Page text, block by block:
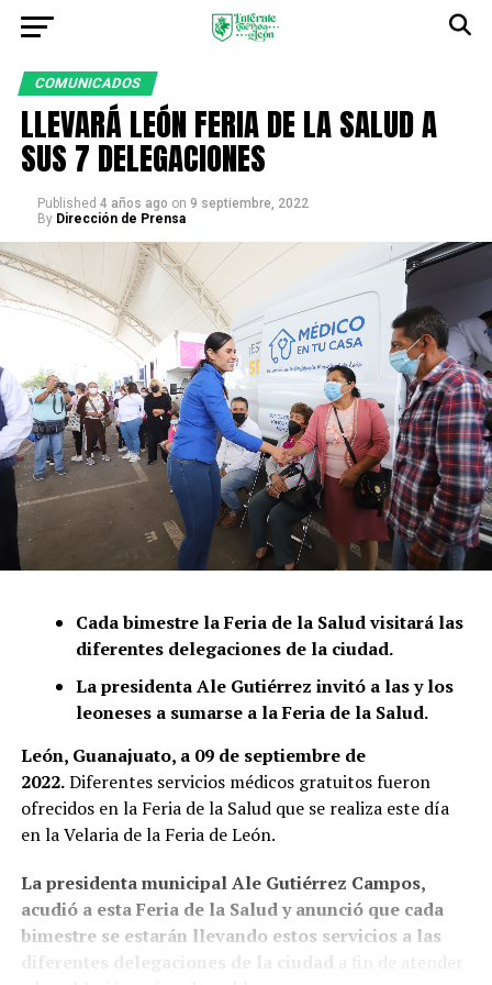
COMUNICADOS
LLEVARÁ LEÓN FERIA DE LA SALUD A
SUS 7 DELEGACIONES
Published 4 años ago on 9 septiembre, 2022
By Dirección de Prensa
Cada bimestre la Feria de la Salud visitará las
diferentes delegaciones de la ciudad.
La presidenta Ale Gutiérrez invitó a las y los
leoneses a sumarse a la Feria de la Salud.
León, Guanajuato, a 09 de septiembre de
2022.Diferentes servicios médicos gratuitos fueron
ofrecidos en la Feria de la Salud que se realiza este día
en la Velaria de la Feria de León.
La presidenta municipal Ale Gutiérrez Campos,
acudió a esta Feria de la Salud y anunció que cada
bimestre se estarán llevando estos servicios a las
diferentes delegaciones de la ciudad
a fin de atender